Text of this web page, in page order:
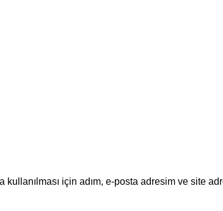
kullanılması için adım, e-posta adresim ve site